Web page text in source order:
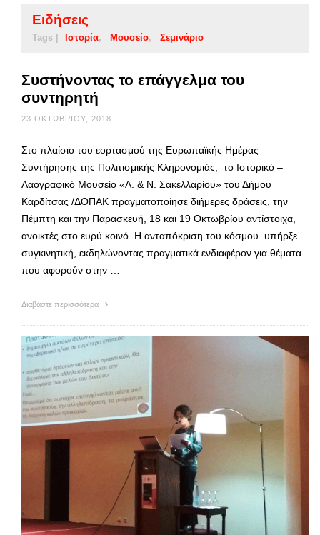
Ειδήσεις
Tags | Ιστορία Μουσείο Σεμινάριο
Συστήνοντας το επάγγελμα του
συντηρητή
23 ΟΚΤΩΒΡΊΟΥ, 2018
Στο πλαίσιο του εορτασμού της Ευρωπαϊκής Ημέρας
Συντήρησης της Πολιτισμικής Κληρονομιάς, το Ιστορικό –
Λαογραφικό Μουσείο «Λ. & Ν. Σακελλαρίου» του Δήμου
Καρδίτσας /ΔΟΠΑΚ πραγματοποίησε διήμερες δράσεις, την
Πέμπτη και την Παρασκευή, 18 και 19 Οκτωβρίου αντίστοιχα,
ανοικτές στο ευρύ κοινό. Η ανταπόκριση του κόσμου υπήρξε
συγκινητική, εκδηλώνοντας πραγματικά ενδιαφέρον για θέματα
που αφορούν στην …
Διαβάστε περισσότερα